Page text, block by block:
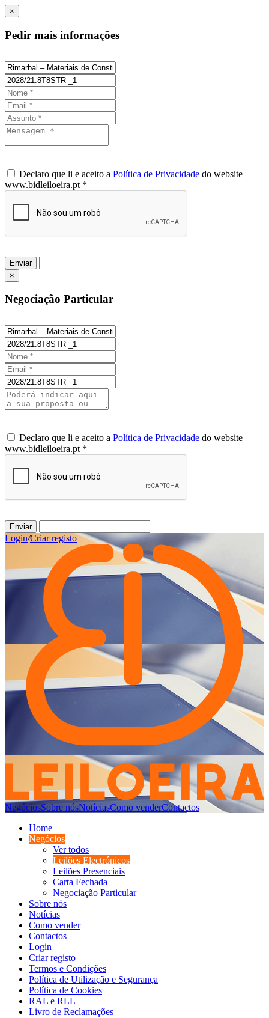
×
Pedir mais informações
Declaro que li e aceito a Política de Privacidade do website
www.bidleiloeira.pt *
Enviar
×
Negociação Particular
Declaro que li e aceito a Política de Privacidade do website
www.bidleiloeira.pt *
Enviar
Login/Criar registo
NegóciosSobre nósNotíciasComo venderContactos
Home
Negócios
Ver todos
Leilões Electrónicos
Leilões Presenciais
Carta Fechada
Negociação Particular
Sobre nós
Notícias
Como vender
Contactos
Login
Criar registo
Termos e Condições
Política de Utilização e Segurança
Política de Cookies
RAL e RLL
Livro de Reclamações